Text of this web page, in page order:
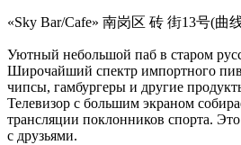
«Sky Bar/Cafe» 南岗区 砖 街13号(曲
Уютный небольшой паб в старом
Широчайший спектр импортного
чипсы, гамбургеры и другие
Телевизор с большим экраном
трансляции поклонников спорта.
с друзьями.